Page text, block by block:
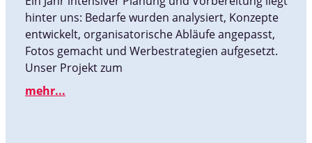
hinter uns: Bedarfe wurden analysiert, Konzepte
entwickelt, organisatorische Abläufe angepasst,
Fotos gemacht und Werbestrategien aufgesetzt.
Unser Projekt zum
mehr...